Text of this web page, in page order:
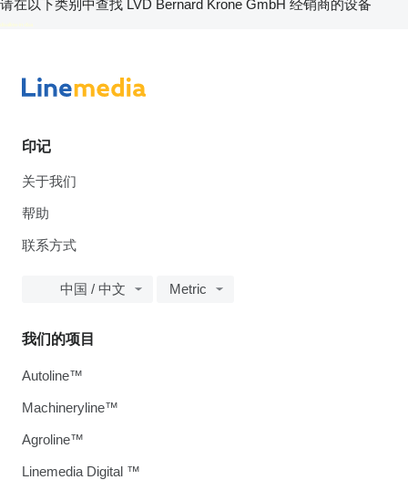
请在以下类别中查找 LVD Bernard Krone GmbH 经销商的设备
disallow-in-dsa
印记
关于我们
帮助
联系方式
中国 / 中文 Metric
我们的项目
Autoline™
Machineryline™
Agroline™
Linemedia Digital ™